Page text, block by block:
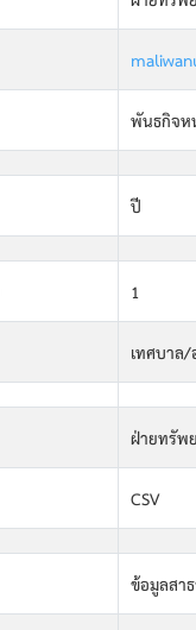
พันธกิจห
ปี
1
เทศบาล
ฝ่ายทรัพ
CSV
ข้อมูลสา